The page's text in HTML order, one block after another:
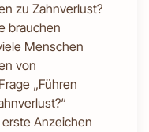
zu Zahnverlust?
brauchen
Menschen
von
„Führen
Anzeichen